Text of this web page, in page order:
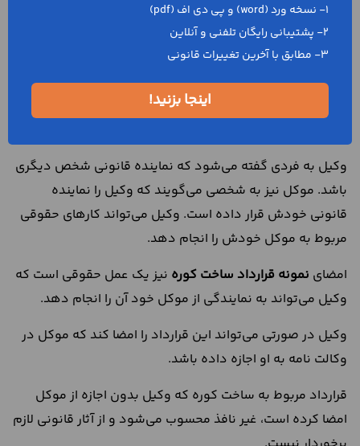
آیا وکیل هر کدام از سازنده و
سفارش دهنده می‌تواند نمونه
قرارداد ساخت کوره را امضا
کند؟
وکیل به فردی گفته می‌شود که نماینده قانونی شخص دیگری
باشد. موکل نیز به شخصی می‌گویند که وکیل را نماینده
قانونی خودش قرار داده است. وکیل می‌تواند کارهای حقوقی
مربوط به موکل خودش را انجام دهد.
امضای نمونه قرارداد ساخت کوره نیز یک عمل حقوقی است که
وکیل می‌تواند به نمایندگی از موکل خود آن را انجام دهد.
وکیل در صورتی می‌تواند این قرارداد را امضا کند که موکل در
وکالت نامه به او اجازه داده باشد.
قرارداد مربوط به ساخت کوره که وکیل بدون اجازه از موکل
امضا کرده است، غیر نافذ محسوب می‌شود و از آثار قانونی لازم
1- نسخه ورد (word) و پی دی اف (pdf)
2- پشتیبانی رایگان تلفنی و آنلاین
3- مطابق با آخرین تغییرات قانونی
اینجا بزنید!